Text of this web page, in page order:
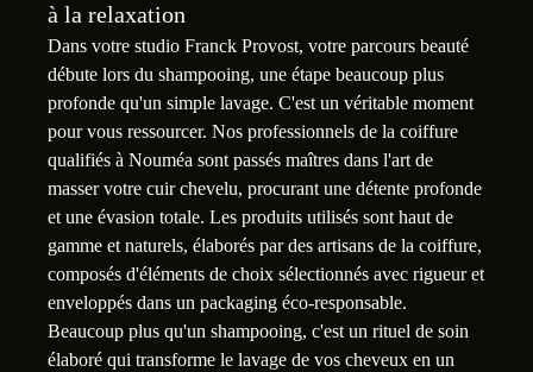
à la relaxation
Dans votre studio Franck Provost, votre parcours beauté
débute lors du shampooing, une étape beaucoup plus
profonde qu'un simple lavage. C'est un véritable moment
pour vous ressourcer. Nos professionnels de la coiffure
qualifiés à Nouméa sont passés maîtres dans l'art de
masser votre cuir chevelu, procurant une détente profonde
et une évasion totale. Les produits utilisés sont haut de
gamme et naturels, élaborés par des artisans de la coiffure,
composés d'éléments de choix sélectionnés avec rigueur et
enveloppés dans un packaging éco-responsable.
Beaucoup plus qu'un shampooing, c'est un rituel de soin
élaboré qui transforme le lavage de vos cheveux en un